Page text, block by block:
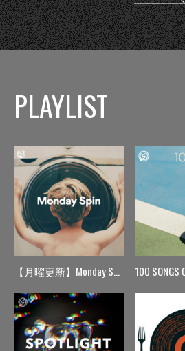
PLAYLIST
【月曜更新】Monday Spin 100 SONGS